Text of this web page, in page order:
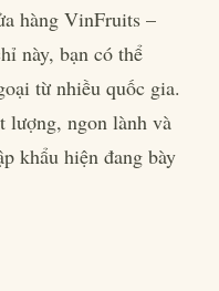
hàng VinFruits –
này, bạn có thể
từ nhiều quốc gia.
lượng, ngon lành và
khẩu hiện đang bày